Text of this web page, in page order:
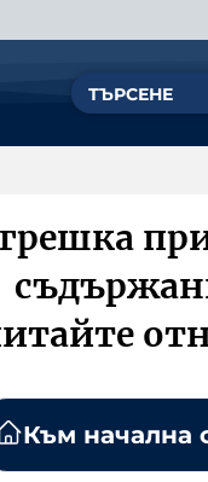
Към начална